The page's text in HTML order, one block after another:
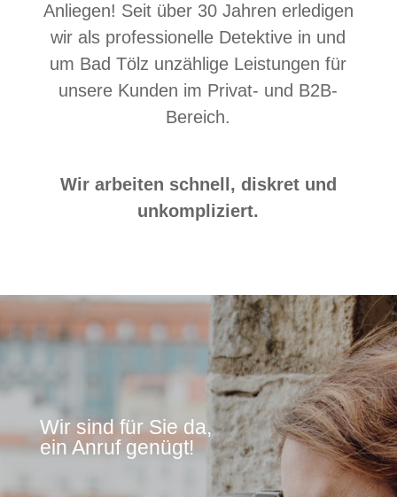
Anliegen! Seit über 30 Jahren erledigen
wir als professionelle Detektive in und
um Bad Tölz unzählige Leistungen für
unsere Kunden im Privat- und B2B-
Bereich.
Wir arbeiten schnell, diskret und
unkompliziert.
Wir sind für Sie da,
ein Anruf genügt!